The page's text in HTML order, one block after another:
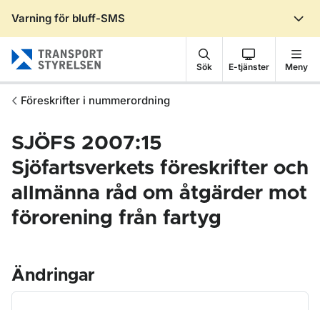
Varning för bluff-SMS
Sök E-tjänster Meny
Föreskrifter i nummerordning
SJÖFS 2007:15
Sjöfartsverkets föreskrifter och
allmänna råd om åtgärder mot
förorening från fartyg
Ändringar